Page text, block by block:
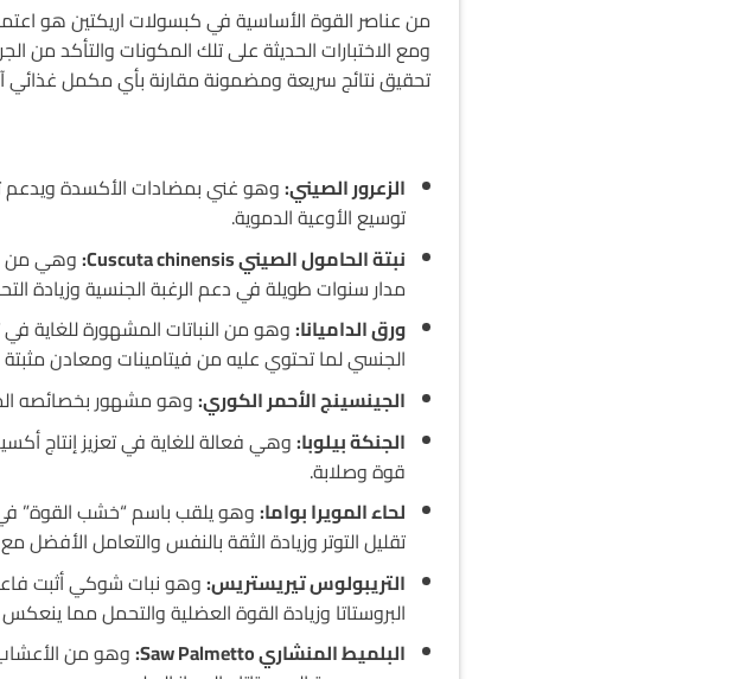
من عناصر القوة الأساسية في كبسولات اريكتين هو
ومع الاختبارات الحديثة على تلك المكونات والتأكد من
تحقيق نتائج سريعة ومضمونة مقارنة بأي مكمل غذائي
الزعرور الصيني:وهو غني بمضادات الأكسدة ويدعم
توسيع الأوعية الدموية.
نبتة الحامول الصيني Cuscuta chinensis:
وهي من
مدار سنوات طويلة في دعم الرغبة الجنسية وزيادة
ورق الداميانا:وهو من النباتات المشهورة للغاية في
الجنسي لما تحتوي عليه من فيتامينات ومعادن
الجينسينج الأحمر الكوري:وهو مشهور بخصائصه
الجنكة بيلوبا:وهي فعالة للغاية في تعزيز إنتاج
قوة وصلابة.
لحاء المويرا بواما:وهو يلقب باسم “خشب القوة”
تقليل التوتر وزيادة الثقة بالنفس والتعامل الأفضل
التريبولوس تيريستريس:وهو نبات شوكي أثبت
البروستاتا وزيادة القوة العضلية والتحمل مما ينعكس
البلميط المنشاري Saw Palmetto:
وهو من الأعشاب